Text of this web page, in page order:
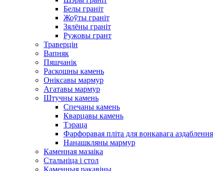
Белы граніт
Жоўты граніт
Зялёны граніт
Ружовы грант
Траверцін
Вапняк
Пяшчанік
Раскошны камень
Оніксавы мармур
Агатавы мармур
Штучны камень
Спечаны камень
Кварцавы камень
Тэраца
Фарфоравая пліта для вонкавага аздаблення
Нанашкляны мармур
Каменная мазаіка
Стальніца і стол
Каменныя ракавіны